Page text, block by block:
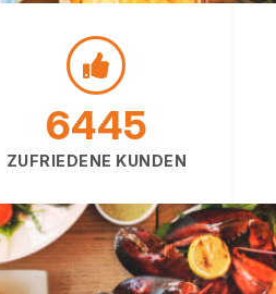
ZUFRIEDENE KUNDEN
6451